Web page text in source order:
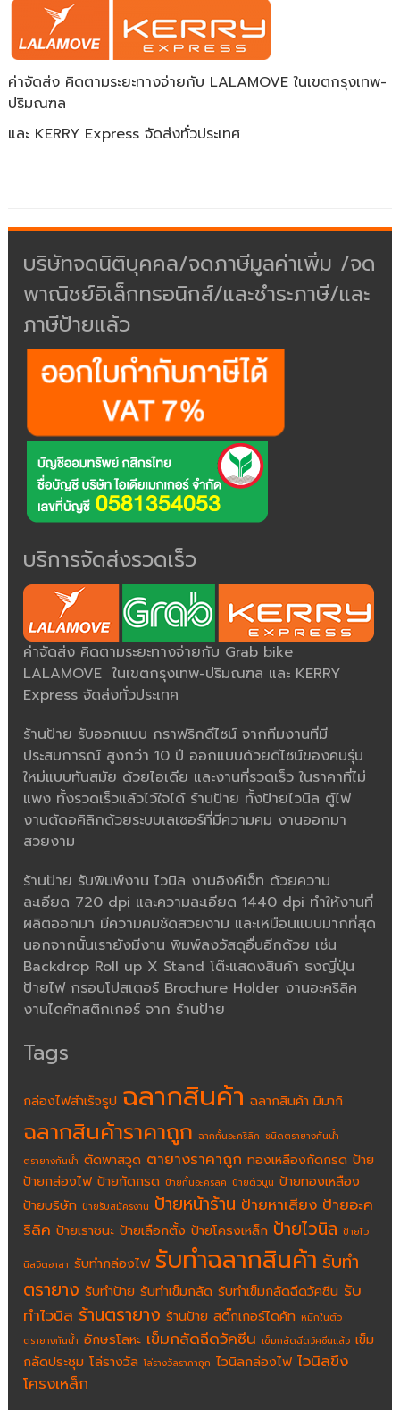
ค่าจัดส่ง คิดตามระยะทางจ่ายกับ LALAMOVE ในเขตกรุงเทพ-
ปริมณฑล
และ KERRY Express จัดส่งทั่วประเทศ
บริษัทจดนิติบุคคล/จดภาษีมูลค่าเพิ่ม /จด
พาณิชย์อิเล็กทรอนิกส์/และชำระภาษี/และ
ภาษีป้ายแล้ว
บริการจัดส่งรวดเร็ว
ค่าจัดส่ง คิดตามระยะทางจ่ายกับ Grab bike
LALAMOVE ในเขตกรุงเทพ-ปริมณฑล และ KERRY
Express จัดส่งทั่วประเทศ
ร้านป้าย รับออกแบบ กราฟริกดีไซน์ จากทีมงานที่มี
ประสบการณ์ สูงกว่า 10 ปี ออกแบบด้วยดีไซน์ของคนรุ่น
ใหม่แบบทันสมัย ด้วยไอเดีย และงานที่รวดเร็ว ในราคาที่ไม่
แพง ทั้งรวดเร็วแล้วไว้ใจได้ ร้านป้าย ทั้งป้ายไวนิล ตู้ไฟ
งานตัดอคิลิกด้วยระบบเลเซอร์ที่มีความคม งานออกมา
สวยงาม
ร้านป้าย รับพิมพ์งาน ไวนิล งานอิงค์เจ็ท ด้วยความ
ละเอียด 720 dpi และความละเอียด 1440 dpi ทำให้งานที่
ผลิตออกมา มีความคมชัดสวยงาม และเหมือนแบบมากที่สุด
นอกจากนั้นเรายังมีงาน พิมพ์ลงวัสดุอื่นอีกด้วย เช่น
Backdrop Roll up X Stand โต๊ะแสดงสินค้า ธงญี่ปุ่น
ป้ายไฟ กรอบโปสเตอร์ Brochure Holder งานอะคริลิค
งานไดคัทสติกเกอร์ จาก ร้านป้าย
Tags
กล่องไฟสำเร็จรูป ฉลากสินค้า ฉลากสินค้า มิมากิ
ฉลากสินค้าราคาถูก ฉากกั้นอะคริลิค ชนิดตรายางกันน้ำ
ตรายางกันน้ำ ตัดพาสวูด ตายางราคาถูก ทองเหลืองกัดกรด ป้าย
ป้ายกล่องไฟ ป้ายกัดกรด ป้ายกั้นอะคริลิค ป้ายตัวนูน ป้ายทองเหลือง
ป้ายบริษัท ป้ายรับสมัครงาน ป้ายหน้าร้าน ป้ายหาเสียง ป้ายอะค
ริลิค ป้ายเราชนะ ป้ายเลือกตั้ง ป้ายโครงเหล็ก ป้ายไวนิล ป้ายไว
นิลจิตอาสา รับทำกล่องไฟ รับทำฉลากสินค้า รับทำ
ตรายาง รับทำป้าย รับทำเข็มกลัด รับทำเข็มกลัดฉีดวัคซีน รับ
ทำไวนิล ร้านตรายาง ร้านป้าย สติ๊กเกอร์ไดคัท หมึกในตัว
ตรายางกันน้ำ อักษรโลหะ เข็มกลัดฉีดวัคซีน เข็มกลัดฉีดวัคซีนแล้ว เข็ม
กลัดประชุม โล่รางวัล โล่รางวัลราคาถูก ไวนิลกล่องไฟ ไวนิลขึง
โครงเหล็ก